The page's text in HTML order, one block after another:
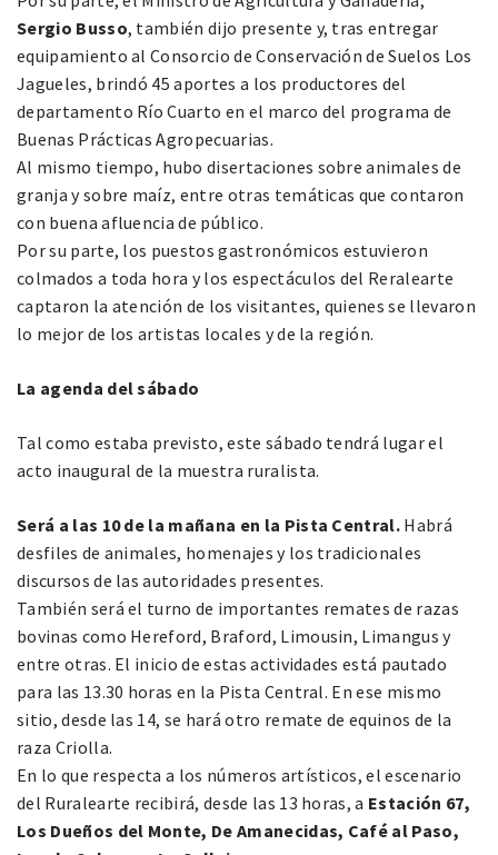
Sergio Busso, también dijo presente y, tras entregar
equipamiento al Consorcio de Conservación de Suelos Los
Jagueles, brindó 45 aportes a los productores del
departamento Río Cuarto en el marco del programa de
Buenas Prácticas Agropecuarias.
Al mismo tiempo, hubo disertaciones sobre animales de
granja y sobre maíz, entre otras temáticas que contaron
con buena afluencia de público.
Por su parte, los puestos gastronómicos estuvieron
colmados a toda hora y los espectáculos del Reralearte
captaron la atención de los visitantes, quienes se llevaron
lo mejor de los artistas locales y de la región.
La agenda del sábado
Tal como estaba previsto, este sábado tendrá lugar el
acto inaugural de la muestra ruralista.
Será a las 10 de la mañana en la Pista Central. Habrá
desfiles de animales, homenajes y los tradicionales
discursos de las autoridades presentes.
También será el turno de importantes remates de razas
bovinas como Hereford, Braford, Limousin, Limangus y
entre otras. El inicio de estas actividades está pautado
para las 13.30 horas en la Pista Central. En ese mismo
sitio, desde las 14, se hará otro remate de equinos de la
raza Criolla.
En lo que respecta a los números artísticos, el escenario
del Ruralearte recibirá, desde las 13 horas, a Estación 67,
Los Dueños del Monte, De Amanecidas, Café al Paso,